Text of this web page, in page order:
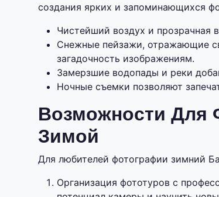
создания ярких и запоминающихся
Чистейший воздух и прозрачная
Снежные пейзажи, отражающие
загадочность изображениям.
Замерзшие водопады и реки
Ночные съемки позволяют
Возможности Для
Зимой
Для любителей фотографии зимний
Организация фототуров с